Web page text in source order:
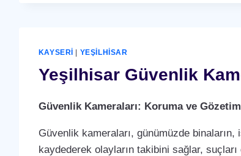
KAYSERI YEŞILHISAR
Yeşilhisar Güvenlik
Güvenlik Kameraları: Koruma ve
Güvenlik kameraları, günümüzde
kaydederek olayların takibini sağlar,